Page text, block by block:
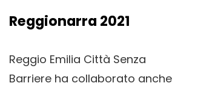
Reggionarra 2021
Reggio Emilia Città Senza
Barriere ha collaborato anche